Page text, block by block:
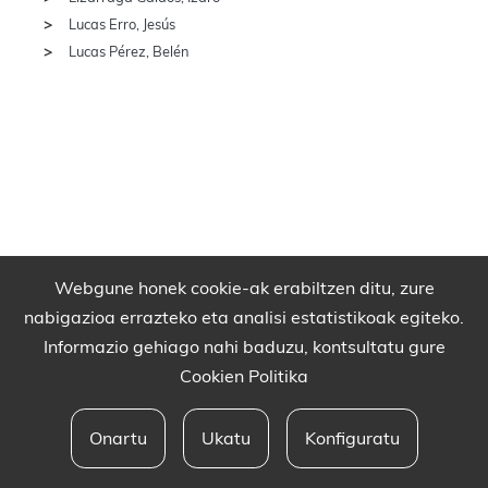
Lucas Erro, Jesús
Lucas Pérez, Belén
Webgune honek cookie-ak erabiltzen ditu, zure
nabigazioa errazteko eta analisi estatistikoak egiteko.
Informazio gehiago nahi baduzu, kontsultatu gure
Cookien Politika
Onartu Ukatu Konfiguratu